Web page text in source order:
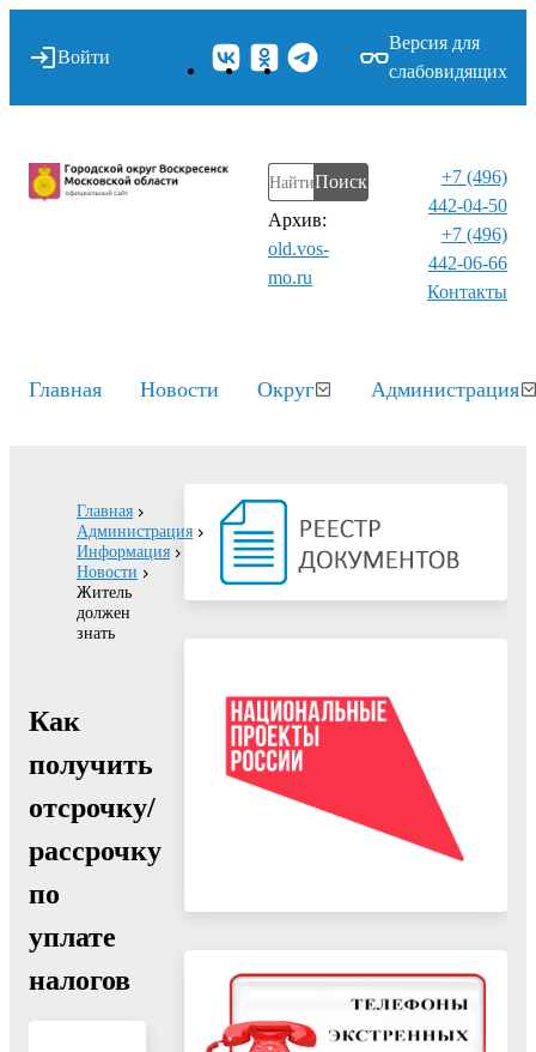
Войти
Версия для
слабовидящих
Поиск
Архив:
old.vos-
mo.ru
+7 (496)
442-04-50
+7 (496)
442-06-66
Контакты⁠
Главная Новости Округ Администрация
Главная
Администрация
Информация
Новости
Житель
должен
знать
Как
получить
отсрочку/
рассрочку
по
уплате
налогов